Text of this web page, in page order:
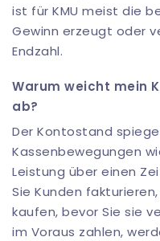
ist für KMU meist die
Gewinn erzeugt oder
Endzahl.
Warum weicht mein
ab?
Der Kontostand
Kassenbewegungen
Leistung über einen
Sie Kunden
kaufen, bevor Sie sie
im Voraus zahlen,